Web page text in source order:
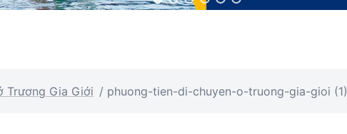
Trương Gia Giới / phuong-tien-di-chuyen-o-truong-gia-gioi (1)